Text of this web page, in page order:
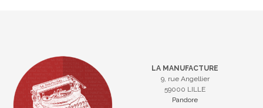
LA MANUFACTURE
9, rue Angellier
59000 LILLE
Pandore